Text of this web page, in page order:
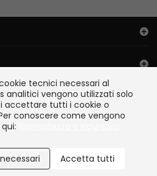
| via Juker 28 | P. IVA IT13112200152 |
| Siamo presenti su MEPA
Garavaglia Software e Tema S.r.l.
tecnici necessari al
analitici vengono utilizzati solo
accettare tutti i cookie o
conoscere come vengono
Accetta tutti